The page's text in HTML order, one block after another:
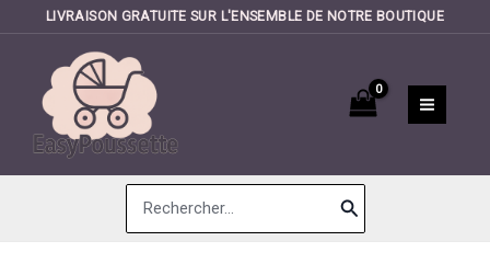
LIVRAISON GRATUITE SUR L'ENSEMBLE DE NOTRE BOUTIQUE
contenu
Search
for: